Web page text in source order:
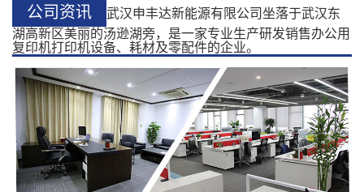
公司资讯
武汉申丰达新能源有限公司坐落于武汉东
湖高新区美丽的汤逊湖旁，是一家专业生产研发销售办公用
复印机打印机设备、耗材及零配件的企业。